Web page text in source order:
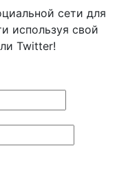
сети для
используя свой
Twitter!